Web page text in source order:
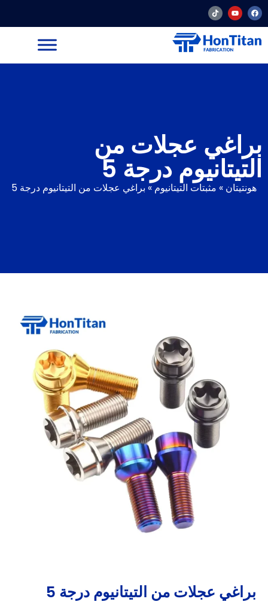
براغي عجلات من
التيتانيوم درجة 5
هونتيتان » مثبتات التيتانيوم» براغي عجلات من التيتانيوم درجة 5
براغي عجلات من التيتانيوم درجة 5